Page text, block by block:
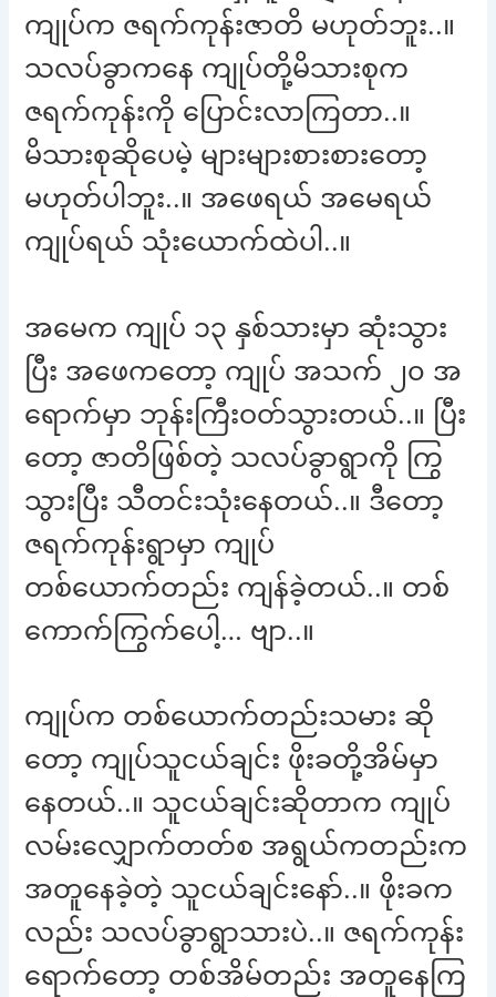
ကျုပ်က ဇရက်ကုန်းဇာတိ မဟုတ်ဘူး..။
သလပ်ခွာကနေ ကျုပ်တို့မိသားစုက
ဇရက်ကုန်းကို ပြောင်းလာကြတာ..။
မိသားစုဆိုပေမဲ့ များများစားစားတော့
မဟုတ်ပါဘူး..။ အဖေရယ် အမေရယ်
ကျုပ်ရယ် သုံးယောက်ထဲပါ..။
အမေက ကျုပ် ၁၃ နှစ်သားမှာ ဆုံးသွား
ပြီး အဖေကတော့ ကျုပ် အသက် ၂၀ အ
ရောက်မှာ ဘုန်းကြီးဝတ်သွားတယ်..။ ပြီး
တော့ ဇာတိဖြစ်တဲ့ သလပ်ခွာရွာကို ကြွ
သွားပြီး သီတင်းသုံးနေတယ်..။ ဒီတော့
ဇရက်ကုန်းရွာမှာ ကျုပ်
တစ်ယောက်တည်း ကျန်ခဲ့တယ်..။ တစ်
ကောက်ကြွက်ပေါ့… ဗျာ..။
ကျုပ်က တစ်ယောက်တည်းသမား ဆို
တော့ ကျုပ်သူငယ်ချင်း ဖိုးခတို့အိမ်မှာ
နေတယ်..။ သူငယ်ချင်းဆိုတာက ကျုပ်
လမ်းလျှောက်တတ်စ အရွယ်ကတည်းက
အတူနေခဲ့တဲ့ သူငယ်ချင်းနော်..။ ဖိုးခက
လည်း သလပ်ခွာရွာသားပဲ..။ ဇရက်ကုန်း
ရောက်တော့ တစ်အိမ်တည်း အတူနေကြ